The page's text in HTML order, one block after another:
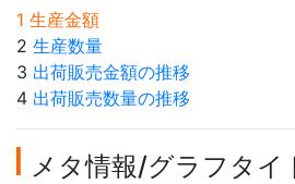
1 生産金額
2 生産数量
3 出荷販売金額の推移
4 出荷販売数量の推移
メタ情報/グラフタイ